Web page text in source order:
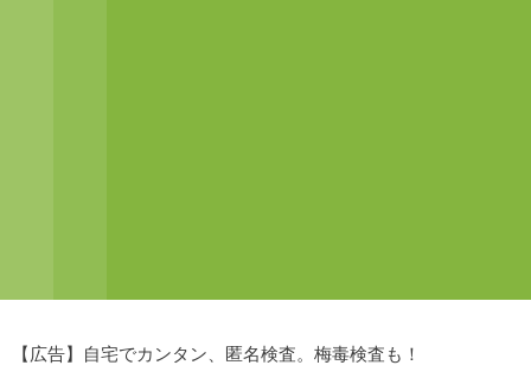
【広告】自宅でカンタン、匿名検査。梅毒検査も！